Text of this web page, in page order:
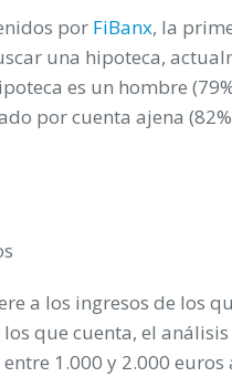
por FiBanx, la
una hipoteca,
es un hombre
por cuenta ajena
a los ingresos de los
que cuenta, el
1.000 y 2.000